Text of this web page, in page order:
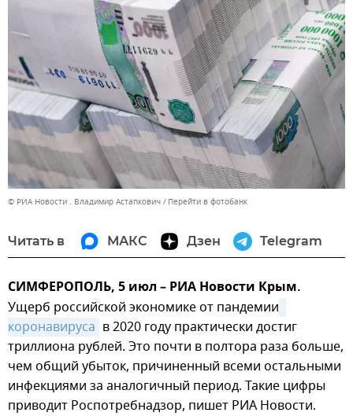
© РИА Новости . Владимир Астапкович Перейти в фотобанк
Читать в МАКС Дзен Telegram
СИМФЕРОПОЛЬ, 5 июл – РИА Новости Крым.
Ущерб российской экономике от пандемии
коронавируса в 2020 году практически достиг
триллиона рублей. Это почти в полтора раза больше,
чем общий убыток, причиненный всеми остальными
инфекциями за аналогичный период. Такие цифры
приводит Роспотребнадзор, пишет РИА Новости.